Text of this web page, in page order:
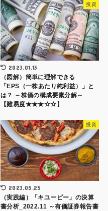
投資
2023.01.13
（図解）簡単に理解できる
「EPS（一株あたり純利益）」と
は？ ～株価の構成要素分解～
【難易度★★★☆☆】
投資
2023.05.25
（実践編）「キユーピー」の決算
書分析_2022.11 ～有価証券報告書